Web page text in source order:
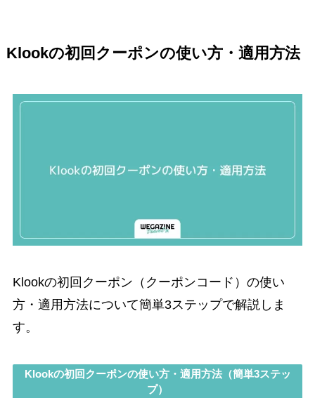
Klookの初回クーポンの使い方・適用方法
Klookの初回クーポン（クーポンコード）の使い
方・適用方法について簡単3ステップで解説しま
す。
Klookの初回クーポンの使い方・適用方法（簡単3ステッ
プ）